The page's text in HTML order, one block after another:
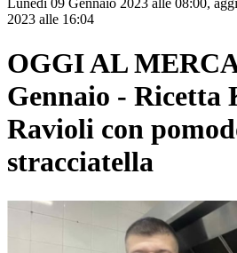
Lunedì 09 Gennaio 2023 alle 08:00,
2023 alle 16:04
OGGI AL
Gennaio - Ricetta
Ravioli con
stracciatella